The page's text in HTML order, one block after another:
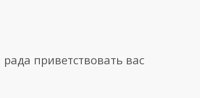
приветствовать вас